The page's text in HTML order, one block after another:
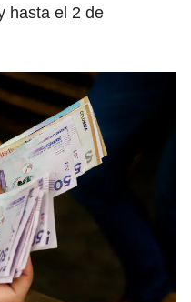
hasta el 2 de